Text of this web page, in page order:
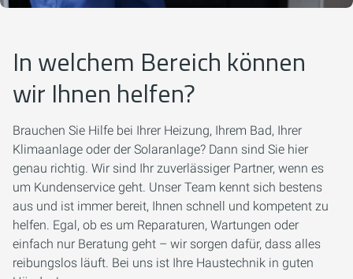
In welchem Bereich können
wir Ihnen helfen?
Brauchen Sie Hilfe bei Ihrer Heizung, Ihrem Bad, Ihrer
Klimaanlage oder der Solaranlage? Dann sind Sie hier
genau richtig. Wir sind Ihr zuverlässiger Partner, wenn es
um Kundenservice geht. Unser Team kennt sich bestens
aus und ist immer bereit, Ihnen schnell und kompetent zu
helfen. Egal, ob es um Reparaturen, Wartungen oder
einfach nur Beratung geht – wir sorgen dafür, dass alles
reibungslos läuft. Bei uns ist Ihre Haustechnik in guten